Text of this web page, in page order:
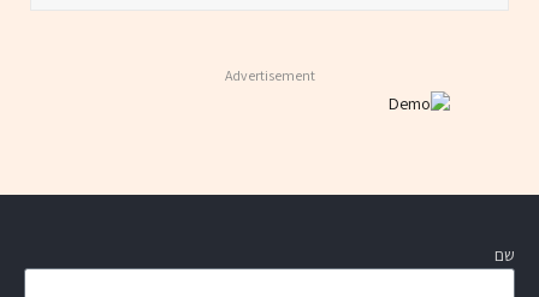
Advertisement
שם